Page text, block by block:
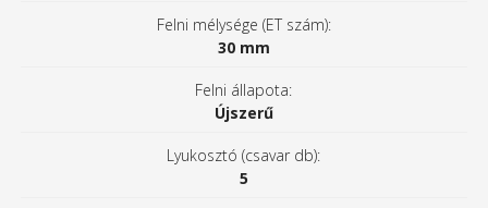
Felni mélysége (ET szám):
30 mm
Felni állapota:
Újszerű
Lyukosztó (csavar db):
5